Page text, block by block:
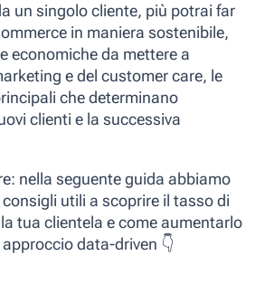
un singolo cliente, più potrai far
in maniera sostenibile,
economiche da mettere a
e del customer care, le
che determinano
clienti e la successiva
nella seguente guida abbiamo
utili a scoprire il tasso di
tua clientela e come aumentarlo
data-driven 👇